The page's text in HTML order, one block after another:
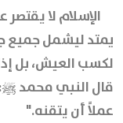
الإسلام لا
يمتد ليشمل جميع
لكسب العيش، بل
قال النبي محمد
عملاً أن يتقنه."